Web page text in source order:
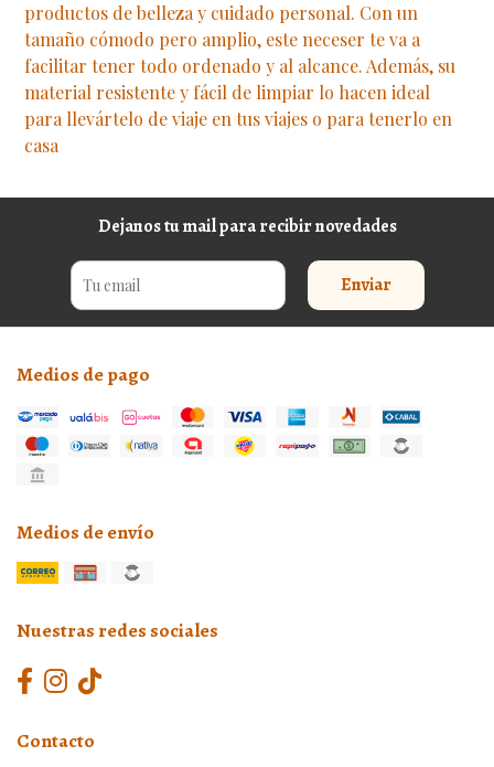
productos de belleza y cuidado personal. Con un
tamaño cómodo pero amplio, este neceser te va a
facilitar tener todo ordenado y al alcance. Además, su
material resistente y fácil de limpiar lo hacen ideal
para llevártelo de viaje en tus viajes o para tenerlo en
casa
Dejanos tu mail para recibir novedades
Enviar
Medios de pago
Medios de envío
Nuestras redes sociales
Contacto